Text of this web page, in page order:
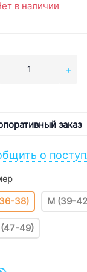
в наличии
заказ
о
38) M (39-
(47-49)